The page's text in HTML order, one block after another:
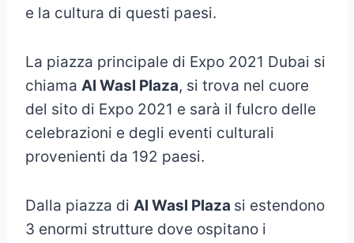
e la cultura di questi paesi.
La piazza principale di Expo 2021 Dubai si
chiama Al Wasl Plaza, si trova nel cuore
del sito di Expo 2021 e sarà il fulcro delle
celebrazioni e degli eventi culturali
provenienti da 192 paesi.
Dalla piazza di Al Wasl Plaza si estendono
3 enormi strutture dove ospitano i